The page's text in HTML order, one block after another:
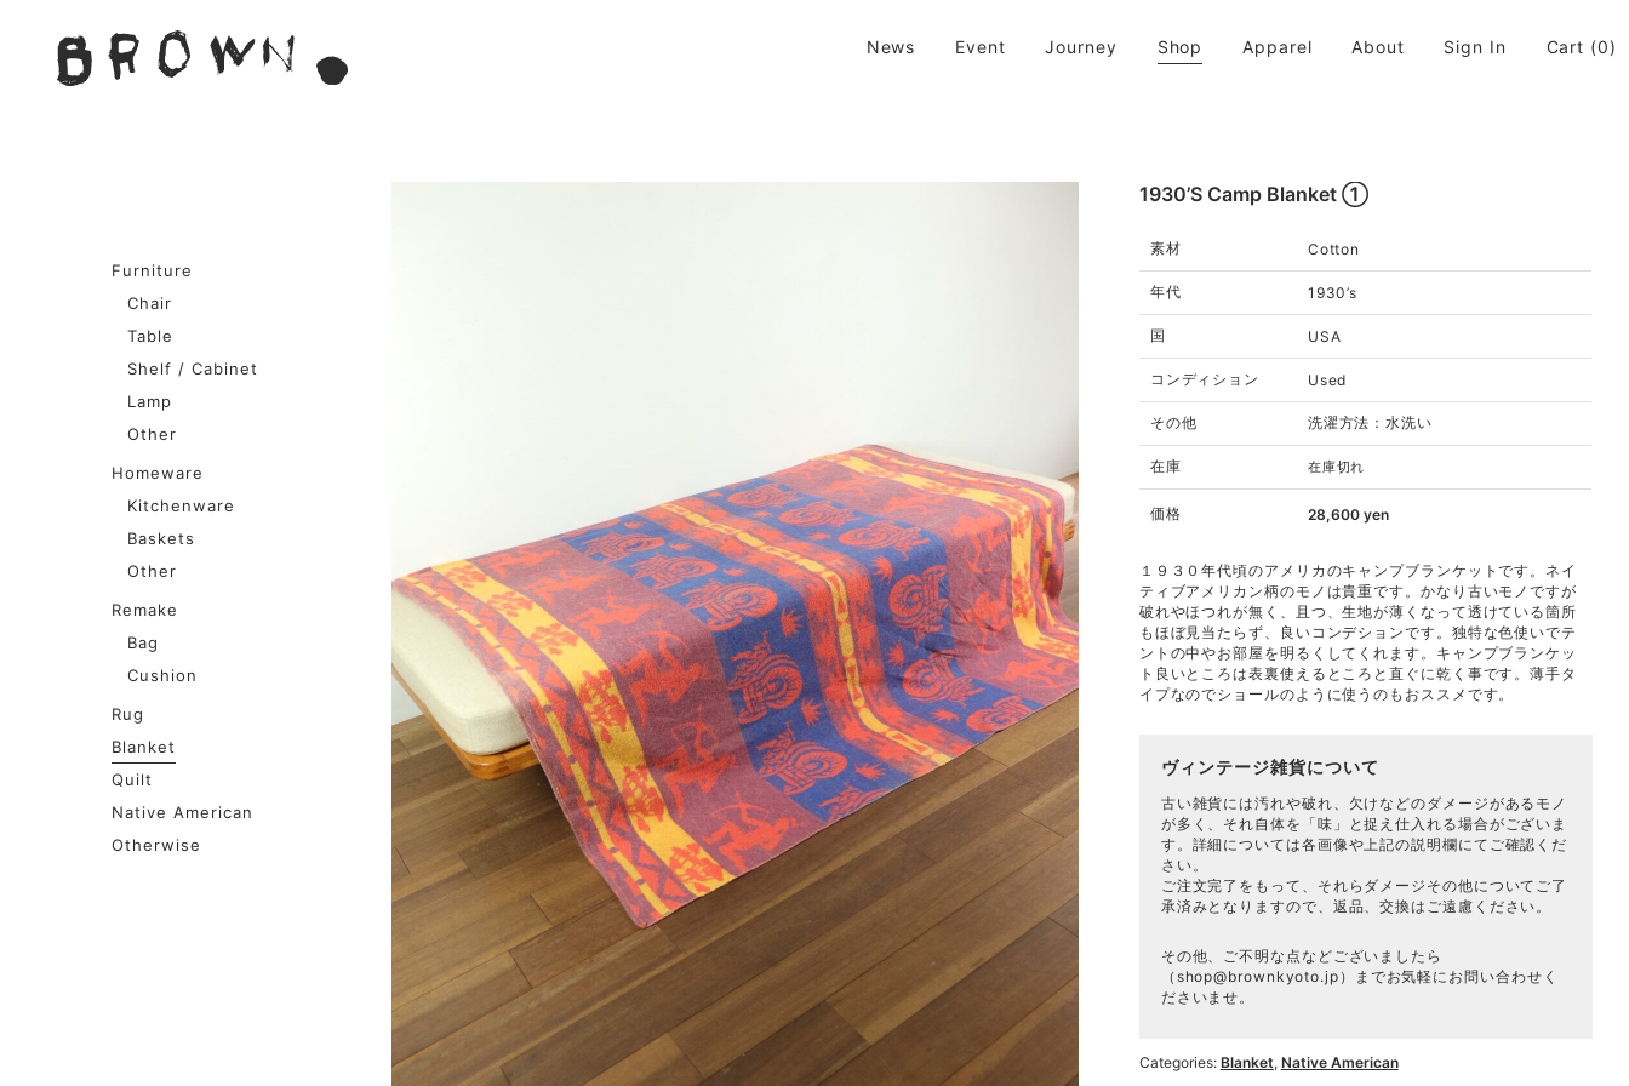
content
BROWN. | 京都 二条新町の生活雑貨店
News Event Journey Shop Apparel About Sign In Cart (0)
Furniture
Chair
Table
Shelf / Cabinet
Lamp
Other
Homeware
Kitchenware
Baskets
Other
Remake
Bag
Cushion
Rug
Blanket
Quilt
Native American
Otherwise
1930’s Camp Blanket ①
素材 Cotton
年代 1930’s
国 USA
コンディション Used
その他 洗濯方法：水洗い
在庫 在庫切れ
価格 28,600 yen
１９３０年代頃のアメリカのキャンプブランケットです。ネイ
ティブアメリカン柄のモノは貴重です。かなり古いモノですが
破れやほつれが無く、且つ、生地が薄くなって透けている箇所
もほぼ見当たらず、良いコンデションです。独特な色使いでテ
ントの中やお部屋を明るくしてくれます。キャンプブランケッ
ト良いところは表裏使えるところと直ぐに乾く事です。薄手タ
イプなのでショールのように使うのもおススメです。
ヴィンテージ雑貨について
古い雑貨には汚れや破れ、欠けなどのダメージがあるモノ
が多く、それ自体を「味」と捉え仕入れる場合がございま
す。詳細については各画像や上記の説明欄にてご確認くだ
さい。
ご注文完了をもって、それらダメージその他についてご了
承済みとなりますので、返品、交換はご遠慮ください。
その他、ご不明な点などございましたら
（ shop@brownkyoto.jp ）までお気軽にお問い合わせく
ださいませ。
Categories: Blanket, Native American